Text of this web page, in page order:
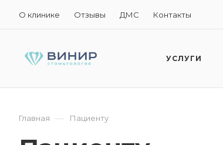
О клинике Отзывы ДМС Контакты
УСЛУГИ
Главная — Пациенту